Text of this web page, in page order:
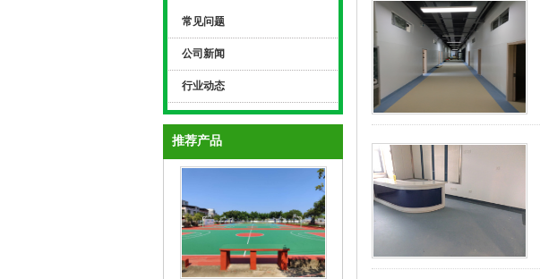
常见问题
公司新闻
行业动态
推荐产品